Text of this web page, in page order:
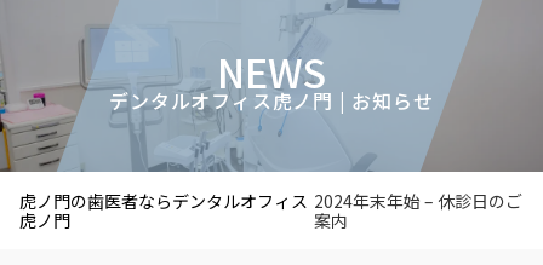
NEWS
デンタルオフィス虎ノ門 | お知らせ
虎ノ門の歯医者ならデンタルオフィス
虎ノ門
2024年末年始 – 休診日のご
案内